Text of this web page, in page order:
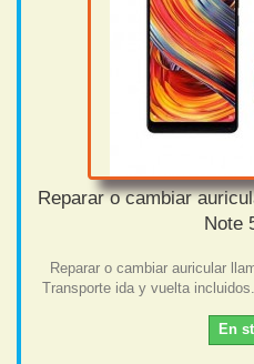
Reparar o cambiar
Note
Reparar o cambiar auricular
Transporte ida y vuelta
En